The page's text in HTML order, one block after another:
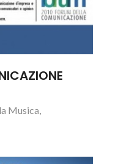
Musica,